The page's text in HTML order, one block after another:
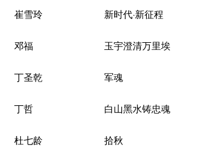
崔雪玲 新时代·新征程
邓福 玉宇澄清万里埃
丁圣乾 军魂
丁哲 白山黑水铸忠魂
杜七龄 拾秋